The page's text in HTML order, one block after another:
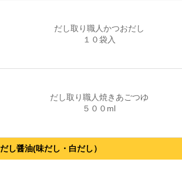
だし取り職人かつおだし
１０袋入
だし取り職人焼きあごつゆ
５００ml
だし醤油(味だし・白だし）